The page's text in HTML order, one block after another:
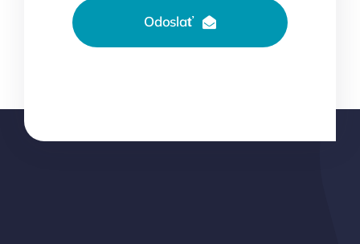
Odoslať